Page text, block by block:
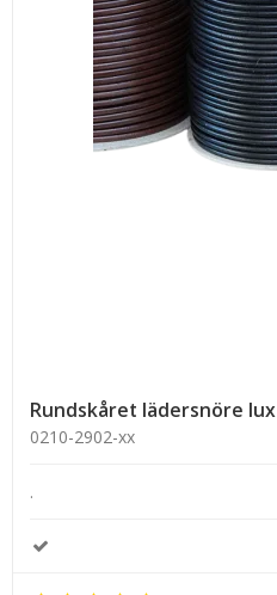
Rundskåret lädersnöre lux
0210-2902-xx
.